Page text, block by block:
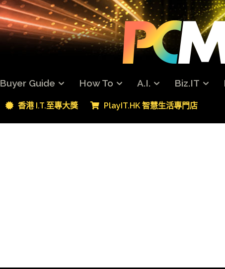
Buyer Guide How To A.I. Biz.IT
香港 I.T.至專大獎 PlayIT.HK 智慧生活專門店